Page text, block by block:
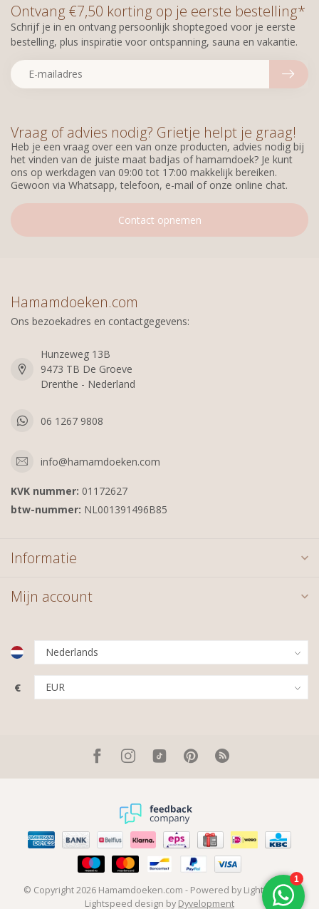
Vraag of advies nodig? Grietje helpt je graag!
Heb je een vraag over een van onze producten, advies nodig bij
het vinden van de juiste maat badjas of hamamdoek? Je kunt
ons op werkdagen van 09:00 tot 17:00 makkelijk bereiken.
Gewoon via Whatsapp, telefoon, e-mail of onze online chat.
Contact opnemen
Ontvang €7,50 korting op je eerste bestelling*
Schrijf je in en ontvang persoonlijk shoptegoed voor je eerste
bestelling, plus inspiratie voor ontspanning, sauna en vakantie.
Hamamdoeken.com
Ons bezoekadres en contactgegevens:
Hunzeweg 13B
9473 TB De Groeve
Drenthe - Nederland
06 1267 9808
info@hamamdoeken.com
KVK nummer: 01172627
btw-nummer: NL001391496B85
Informatie
Mijn account
€
© Copyright 2026 Hamamdoeken.com - Powered by Lightspeed-
Lightspeed design by Dyvelopment